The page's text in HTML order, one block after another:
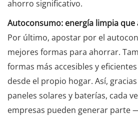
ahorro significativo.
Autoconsumo: energía limpia
Por último, apostar por el
mejores formas para ahorrar.
formas más accesibles y
desde el propio hogar. Así,
paneles solares y baterías, cada
empresas pueden generar parte